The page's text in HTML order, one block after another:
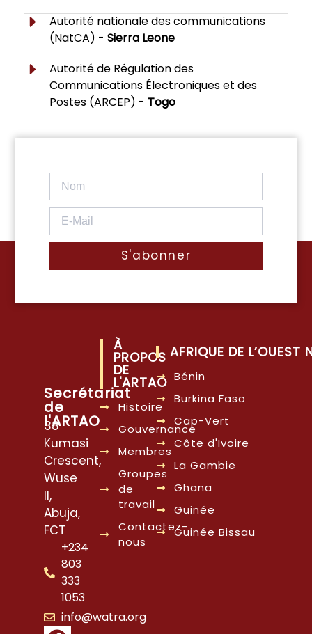
Autorité nationale des communications
(NatCA) -Sierra Leone
Autorité de Régulation des
Communications Électroniques et des
Postes (ARCEP) - Togo
S'abonner
Secrétariat
de
l'ARTAO
38
Kumasi
Crescent,
Wuse
II,
Abuja,
FCT
+234
803
333
1053
info@watra.org
À
PROPOS
DE
L'ARTAO
Histoire
Gouvernance
Membres
Groupes
de
travail
Contactez-
nous
AFRIQUE DE L’OUEST
Bénin
Burkina Faso
Cap-Vert
Côte d'Ivoire
La Gambie
Ghana
Guinée
Guinée Bissau